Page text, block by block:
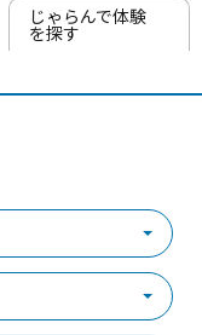
じゃらんで体験
を探す